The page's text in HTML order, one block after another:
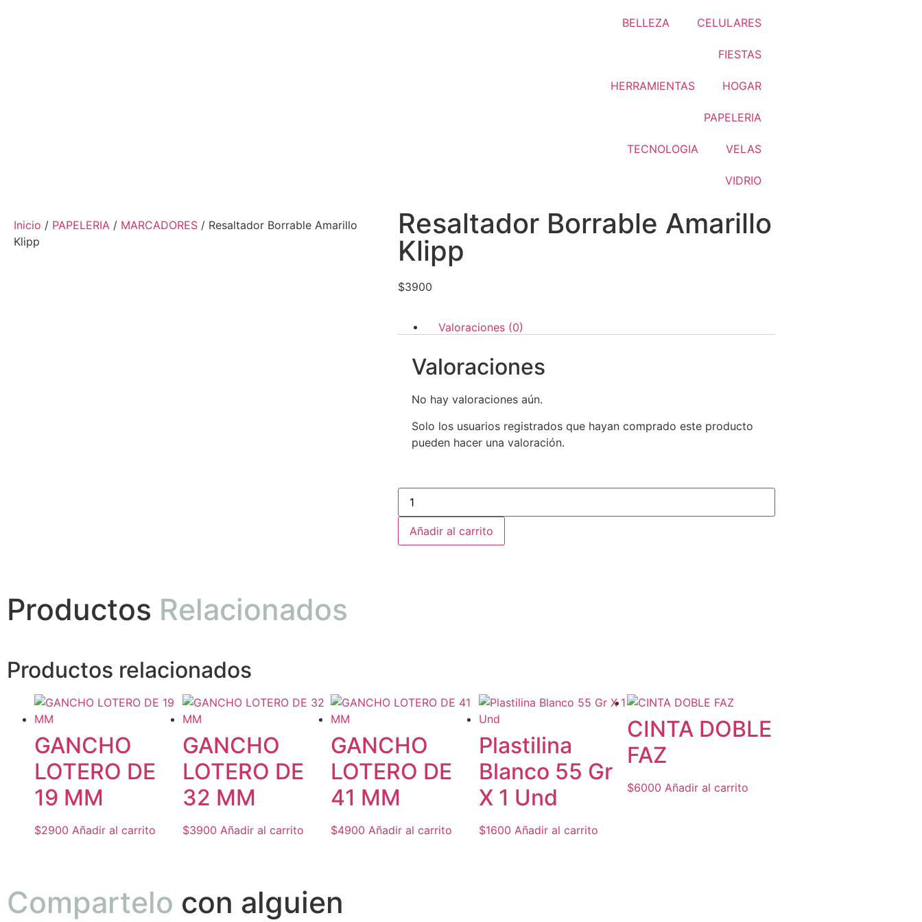
BELLEZA CELULARES
FIESTAS
HERRAMIENTAS HOGAR
PAPELERIA
TECNOLOGIA VELAS
VIDRIO
Inicio / PAPELERIA / MARCADORES / Resaltador Borrable Amarillo
Klipp
Resaltador Borrable Amarillo
Klipp
$3900
Valoraciones (0)
Valoraciones
No hay valoraciones aún.
Solo los usuarios registrados que hayan comprado este producto
pueden hacer una valoración.
Añadir al carrito
Productos Relacionados
Productos relacionados
GANCHO
LOTERO DE
19 MM
$2900 Añadir al carrito
GANCHO
LOTERO DE
32 MM
$3900 Añadir al carrito
GANCHO
LOTERO DE
41 MM
$4900 Añadir al carrito
Plastilina
Blanco 55 Gr
X 1 Und
$1600 Añadir al carrito
CINTA DOBLE
FAZ
$6000 Añadir al carrito
Compartelo con alguien